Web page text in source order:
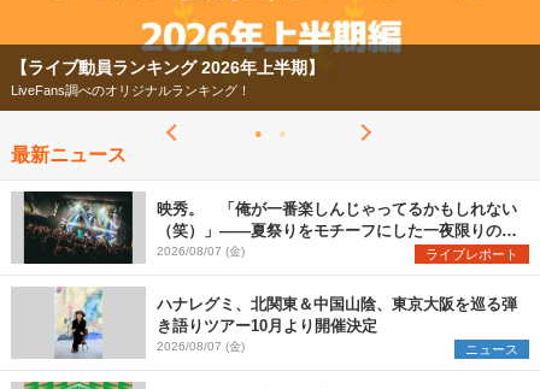
【ライブ動員ランキング 2026年上半期】
LiveFans調べのオリジナルランキング！
最新ニュース
映秀。 「俺が一番楽しんじゃってるかもしれない
（笑）」――夏祭りをモチーフにした一夜限りのス
ペシャルライブ『色祭』レポート
2026/08/07 (金) ライブレポート
ハナレグミ、北関東＆中国山陰、東京大阪を巡る弾
き語りツアー10月より開催決定
2026/08/07 (金) ニュース